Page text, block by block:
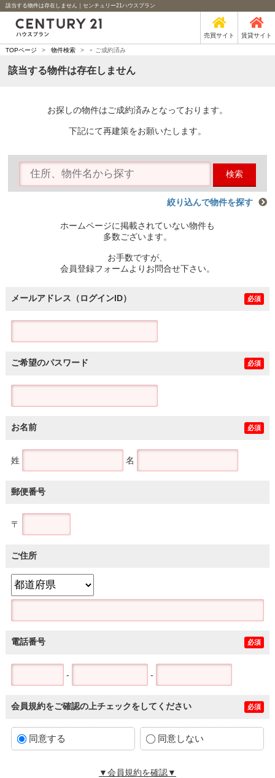
該当する物件は存在しません｜センチュリー21ハウスプラン
売買サイト 賃貸サイト
TOPページ > 物件検索 > - ご成約済み
該当する物件は存在しません
お探しの物件はご成約済みとなっております。
下記にて再建策をお願いたします。
検索
絞り込んで物件を探す
ホームページに掲載されていない物件も
多数ございます。
お手数ですが、
会員登録フォームよりお問合せ下さい。
メールアドレス（ログインID） 必須
ご希望のパスワード 必須
お名前 必須
姓 名
郵便番号
〒
ご住所
電話番号 必須
- -
会員規約をご確認の上チェックをしてください 必須
同意する 同意しない
▼会員規約を確認▼